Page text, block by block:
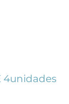
4unidades